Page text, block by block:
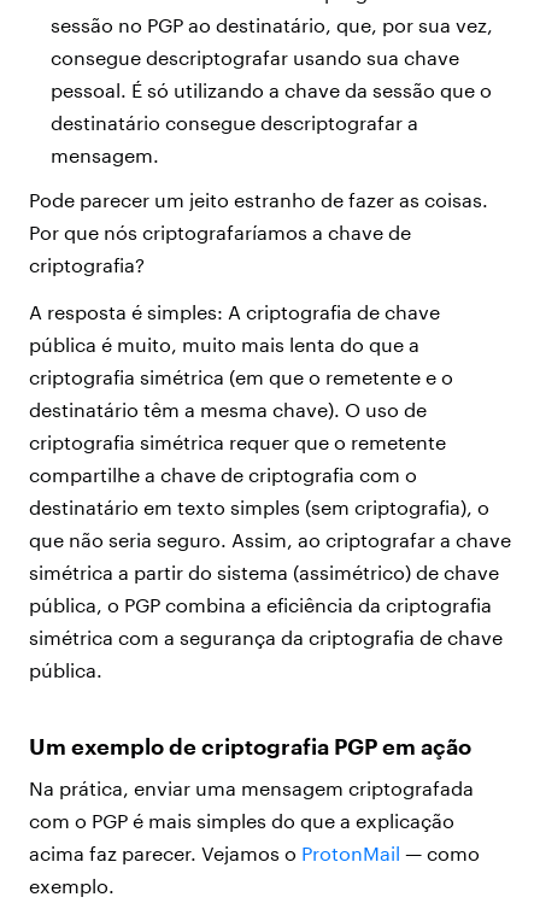
sessão no PGP ao destinatário, que, por sua vez,
consegue descriptografar usando sua chave
pessoal. É só utilizando a chave da sessão que o
destinatário consegue descriptografar a
mensagem.
Pode parecer um jeito estranho de fazer as coisas.
Por que nós criptografaríamos a chave de
criptografia?
A resposta é simples: A criptografia de chave
pública é muito, muito mais lenta do que a
criptografia simétrica (em que o remetente e o
destinatário têm a mesma chave). O uso de
criptografia simétrica requer que o remetente
compartilhe a chave de criptografia com o
destinatário em texto simples (sem criptografia), o
que não seria seguro. Assim, ao criptografar a chave
simétrica a partir do sistema (assimétrico) de chave
pública, o PGP combina a eficiência da criptografia
simétrica com a segurança da criptografia de chave
pública.
Um exemplo de criptografia PGP em ação
Na prática, enviar uma mensagem criptografada
com o PGP é mais simples do que a explicação
acima faz parecer. Vejamos o ProtonMail — como
exemplo.